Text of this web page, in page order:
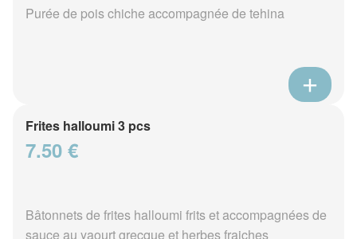
Purée de pois chiche accompagnée de tehina
Frites halloumi 3 pcs
7.50 €
Bâtonnets de frites halloumi frits et accompagnées de
sauce au yaourt grecque et herbes fraiches